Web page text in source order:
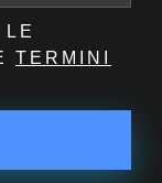
TERMINI